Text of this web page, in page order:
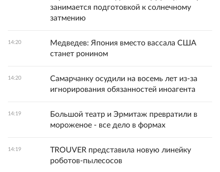
занимается подготовкой к солнечному
затмению
14:20
Медведев: Япония вместо вассала США
станет ронином
14:20
Самарчанку осудили на восемь лет из-за
игнорирования обязанностей иноагента
14:19
Большой театр и Эрмитаж превратили в
мороженое - все дело в формах
14:19
TROUVER представила новую линейку
роботов-пылесосов